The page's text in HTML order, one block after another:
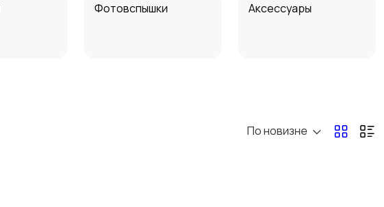
Фотовспышки Аксессуары
По новизне